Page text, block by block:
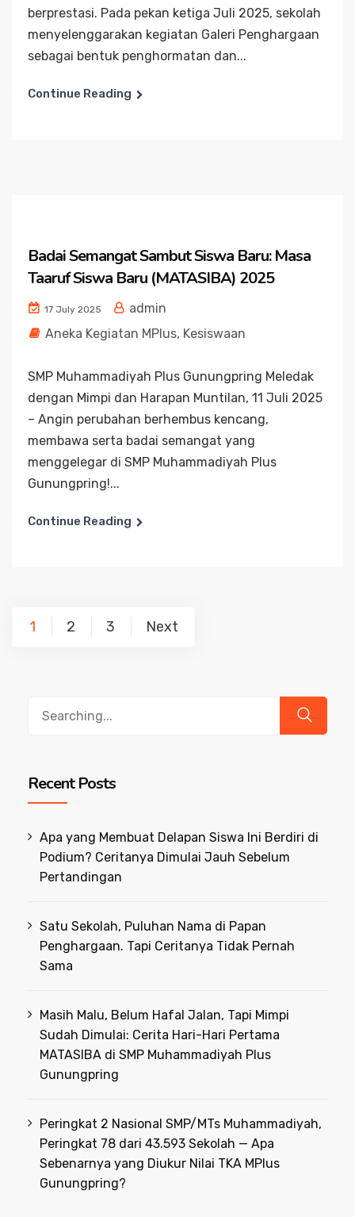
berprestasi. Pada pekan ketiga Juli 2025, sekolah
menyelenggarakan kegiatan Galeri Penghargaan
sebagai bentuk penghormatan dan...
Continue Reading
Badai Semangat Sambut Siswa Baru: Masa
Taaruf Siswa Baru (MATASIBA) 2025
17 July 2025
admin
Aneka Kegiatan MPlus, Kesiswaan
SMP Muhammadiyah Plus Gunungpring Meledak
dengan Mimpi dan Harapan Muntilan, 11 Juli 2025
– Angin perubahan berhembus kencang,
membawa serta badai semangat yang
menggelegar di SMP Muhammadiyah Plus
Gunungpring!...
Continue Reading
Posts
1 2 3 Next
Recent Posts
Apa yang Membuat Delapan Siswa Ini Berdiri di
Podium? Ceritanya Dimulai Jauh Sebelum
Pertandingan
Satu Sekolah, Puluhan Nama di Papan
Penghargaan. Tapi Ceritanya Tidak Pernah
Sama
Masih Malu, Belum Hafal Jalan, Tapi Mimpi
Sudah Dimulai: Cerita Hari-Hari Pertama
MATASIBA di SMP Muhammadiyah Plus
Gunungpring
Peringkat 2 Nasional SMP/MTs Muhammadiyah,
Peringkat 78 dari 43.593 Sekolah — Apa
Sebenarnya yang Diukur Nilai TKA MPlus
Gunungpring?